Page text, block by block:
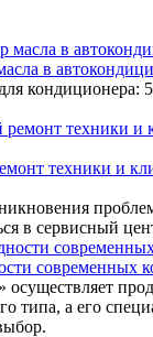
в
кондиционера:
техники и
в сервисный
современных
типа, а его